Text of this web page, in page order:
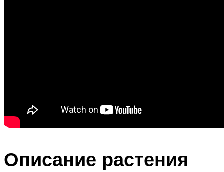
Описание растения